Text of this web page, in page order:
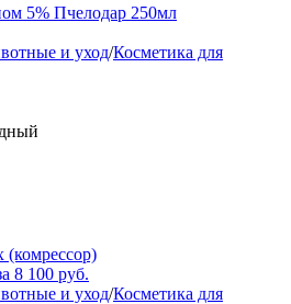
5% Пчелодар 250мл
и уход/Косметика для
8 100 руб.
и уход/Косметика для